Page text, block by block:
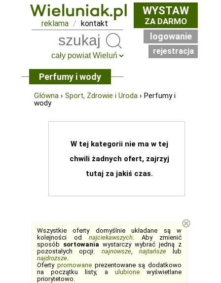
reklama / kontakt
WYSTAW
ZA DARMO
logowanie
rejestracja
Perfumy i wody
Główna › Sport, Zdrowie i Uroda › Perfumy i
wody
W tej kategorii nie ma w tej
chwili żadnych ofert, zajrzyj
tutaj za jakiś czas.
Wszystkie oferty domyślnie układane są w
kolejności od najciekawszych. Aby zmienić
sposób sortowania wystarczy wybrać jedną z
pozostałych opcji: najnowsze, najtańszelub
najdroższe.
Oferty promowaneprezentowane są dodatkowo
na początku listy, a ulubionewyświetlane
priorytetowo.
⊗